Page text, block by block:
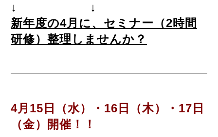
↓ ↓
新年度の4月に、セミナー（2時間
研修）整理しませんか？
4月15日（水）・16日（木）・17日
（金）開催！！